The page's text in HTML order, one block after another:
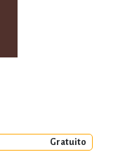
Gratuito